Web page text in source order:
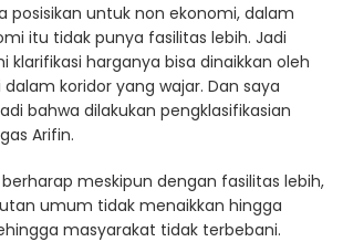
posisikan untuk non ekonomi, dalam
itu tidak punya fasilitas lebih. Jadi
klarifikasi harganya bisa dinaikkan oleh
koridor yang wajar. Dan saya
bahwa dilakukan pengklasifikasian
Arifin.
meskipun dengan fasilitas lebih,
umum tidak menaikkan hingga
masyarakat tidak terbebani.